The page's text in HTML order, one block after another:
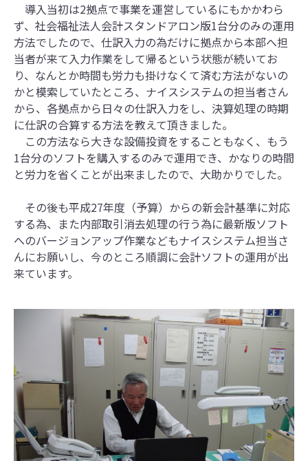
導入当初は2拠点で事業を運営しているにもかかわら
ず、社会福祉法人会計スタンドアロン版1台分のみの運用
方法でしたので、仕訳入力の為だけに拠点から本部へ担
当者が来て入力作業をして帰るという状態が続いてお
り、なんとか時間も労力も掛けなくて済む方法がないの
かと模索していたところ、ナイスシステムの担当者さん
から、各拠点から日々の仕訳入力をし、決算処理の時期
に仕訳の合算する方法を教えて頂きました。
この方法なら大きな設備投資をすることもなく、もう
1台分のソフトを購入するのみで運用でき、かなりの時間
と労力を省くことが出来ましたので、大助かりでした。
その後も平成27年度（予算）からの新会計基準に対応
する為、また内部取引消去処理の行う為に最新版ソフト
へのバージョンアップ作業などもナイスシステム担当さ
んにお願いし、今のところ順調に会計ソフトの運用が出
来ています。